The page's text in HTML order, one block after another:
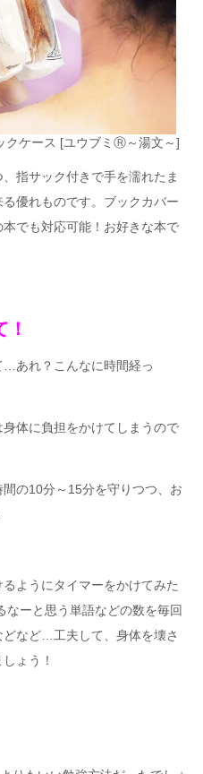
クケース [ユウブミⓇ～湯文～]
指サック付きで手を濡れたま
優れものです。ブックカバー
でも対応可能！お好きな本で
…あれ？こんなに時間経っ
体に負担をかけてしまうので
の10分～15分を守りつつ、お
ようにタイマーをかけてみた
なーと思う単語などの数を毎回
など…工夫して、身体を壊さ
ょう！